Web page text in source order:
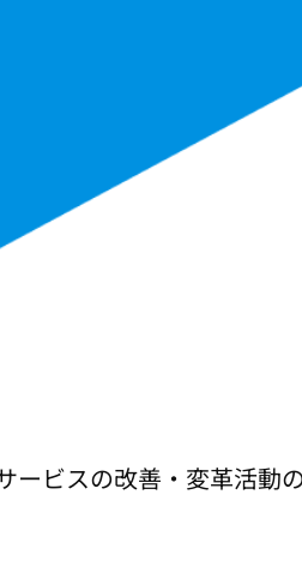
ビスの改善・変革活動